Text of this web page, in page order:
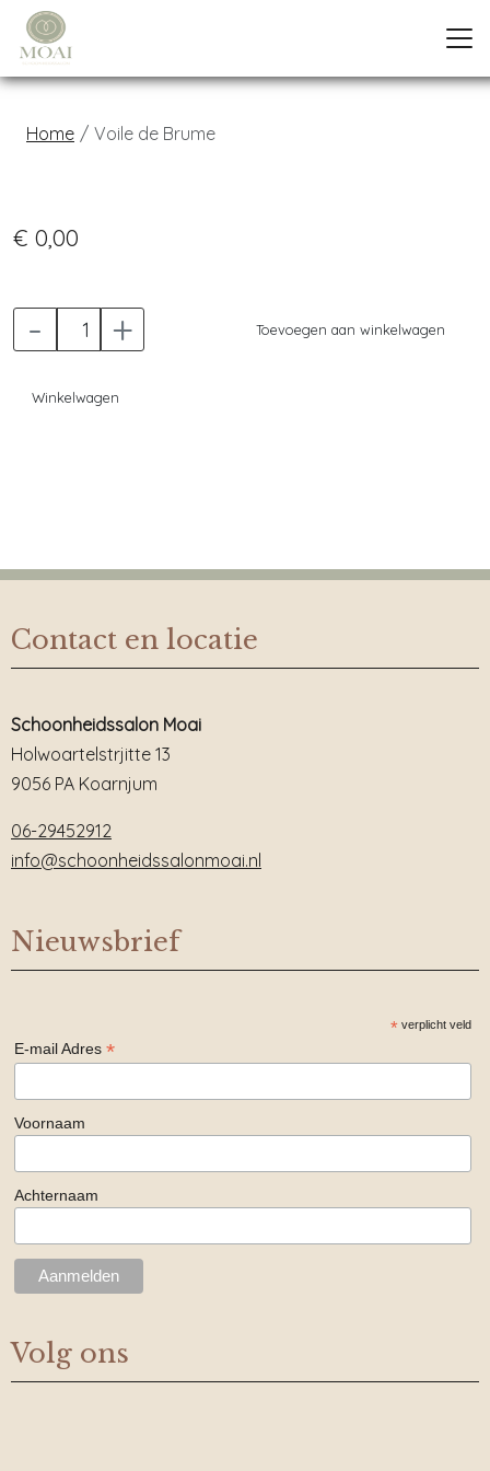
Home Voile de Brume
€ 0,00
- + Toevoegen aan winkelwagen
Winkelwagen
Contact en locatie
Schoonheidssalon Moai
Holwoartelstrjitte 13
9056 PA Koarnjum
06-29452912
info@schoonheidssalonmoai.nl
Nieuwsbrief
*verplicht veld
E-mail Adres*
Voornaam
Achternaam
Volg ons